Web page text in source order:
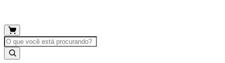
O que você está procurando?